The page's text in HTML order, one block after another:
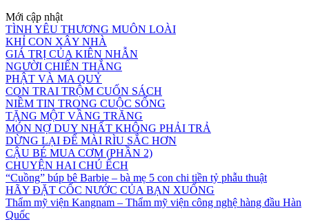
Mới cập nhật
TÌNH YÊU THƯƠNG MUÔN LOÀI
KHỈ CON XÂY NHÀ
GIÁ TRỊ CỦA KIÊN NHẪN
NGƯỜI CHIẾN THẮNG
PHẬT VÀ MA QUỶ
CON TRAI TRỘM CUỐN SÁCH
NIỀM TIN TRONG CUỘC SỐNG
TẶNG MỘT VẦNG TRĂNG
MÓN NỢ DUY NHẤT KHÔNG PHẢI TRẢ
DỪNG LẠI ĐỂ MÀI RÌU SẮC HƠN
CẬU BÉ MUA CƠM (PHẦN 2)
CHUYỆN HAI CHÚ ẾCH
“Cuồng” búp bê Barbie – bà mẹ 5 con chi tiền tỷ phẫu thuật
HÃY ĐẶT CỐC NƯỚC CỦA BẠN XUỐNG
Thẩm mỹ viện Kangnam – Thẩm mỹ viện công nghệ hàng đầu Hàn
Quốc